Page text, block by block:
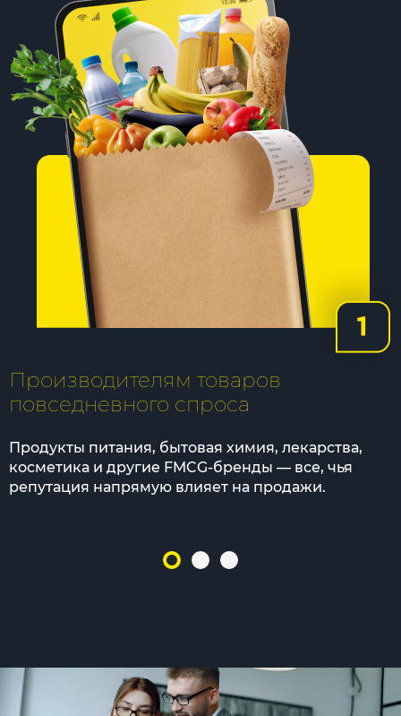
Производителям товаров
повседневного спроса
Продукты питания, бытовая химия, лекарства,
косметика и другие FMCG-бренды — все, чья
репутация напрямую влияет на продажи.